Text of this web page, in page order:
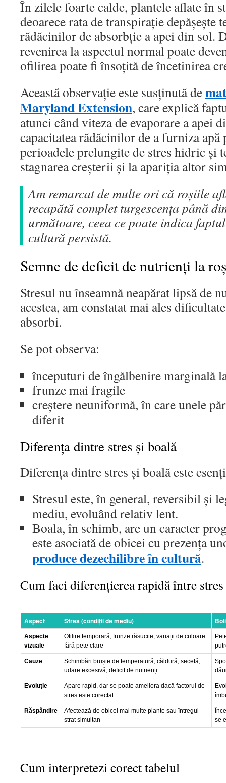
În zilele foarte calde, plantele aflate în
deoarece rata de transpirație depășește
rădăcinilor de absorbție a apei din sol.
revenirea la aspectul normal poate
ofilirea poate fi însoțită de încetinirea
Această observație este susținută de
Maryland Extension, care explică
atunci când viteza de evaporare a apei
capacitatea rădăcinilor de a furniza apă
perioadele prelungite de stres hidric și
stagnarea creșterii și la apariția altor
Am remarcat de multe ori că roșiile
recapătă complet turgescența până
următoare, ceea ce poate indica
cultură persistă.
Semne de deficit de nutrienți la
Stresul nu înseamnă neapărat lipsă de
acestea, am constatat mai ales
absorbi.
Se pot observa:
începuturi de îngălbenire marginală
frunze mai fragile
creștere neuniformă, în care unele
diferit
Diferența dintre stres și boală
Diferența dintre stres și boală este
Stresul este, în general, reversibil și
mediu, evoluând relativ lent.
Boala, în schimb, are un caracter
este asociată de obicei cu prezența
produce dezechilibre în cultură.
Cum faci diferențierea rapidă între
Aspect Stres (condiții de mediu)
Aspecte
vizuale
Ofilire temporară, frunze răsucite, variații de culoare
fără pete clare
Cauze
Schimbări bruște de temperatură, căldură, secetă,
udare excesivă, deficit de nutrienți
Evoluție
Apare rapid, dar se poate ameliora dacă factorul de
stres este corectat
Răspândire
Afectează de obicei mai multe plante sau întregul
strat simultan
se
Cum interpretezi corect tabelul